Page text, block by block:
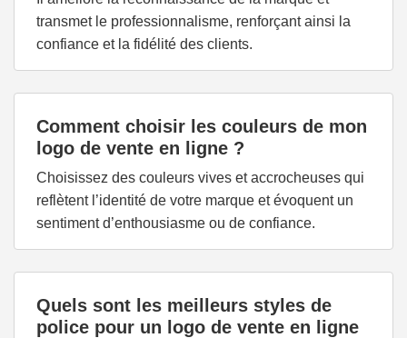
transmet le professionnalisme, renforçant ainsi la
confiance et la fidélité des clients.
Comment choisir les couleurs de mon
logo de vente en ligne ?
Choisissez des couleurs vives et accrocheuses qui
reflètent l’identité de votre marque et évoquent un
sentiment d’enthousiasme ou de confiance.
Quels sont les meilleurs styles de
police pour un logo de vente en ligne